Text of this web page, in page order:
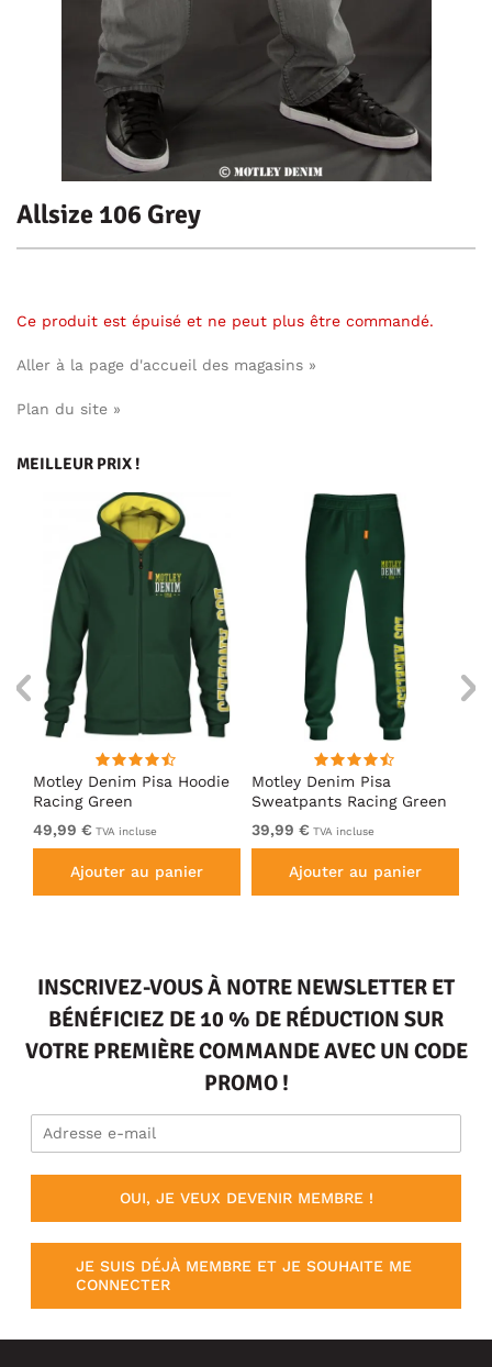
Allsize 106 Grey
Ce produit est épuisé et ne peut plus être commandé.
Aller à la page d'accueil des magasins »
Plan du site »
MEILLEUR PRIX !
Motley Denim Pisa Hoodie
Racing Green
49,99 € TVA incluse
Ajouter au panier
Motley Denim Pisa
Sweatpants Racing Green
39,99 € TVA incluse
Ajouter au panier
INSCRIVEZ-VOUS À NOTRE NEWSLETTER ET
BÉNÉFICIEZ DE 10 % DE RÉDUCTION SUR
VOTRE PREMIÈRE COMMANDE AVEC UN CODE
PROMO !
OUI, JE VEUX DEVENIR MEMBRE !
JE SUIS DÉJÀ MEMBRE ET JE SOUHAITE ME
CONNECTER